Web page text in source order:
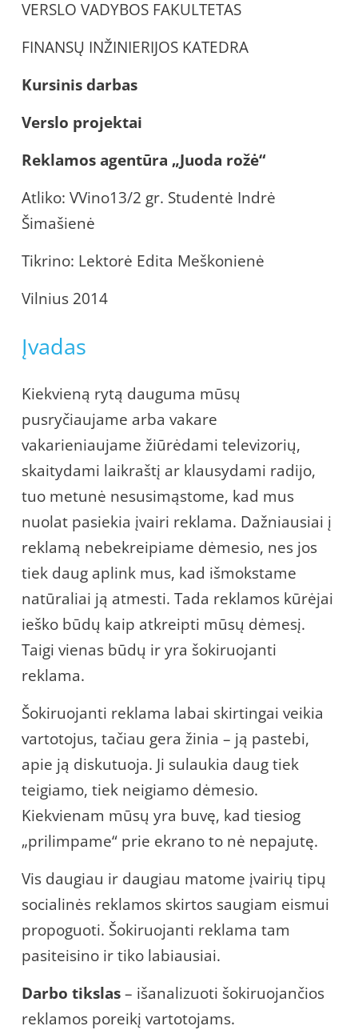
VERSLO VADYBOS FAKULTETAS
FINANSŲ INŽINIERIJOS KATEDRA
Kursinis darbas
Verslo projektai
Reklamos agentūra „Juoda rožė“
Atliko: VVino13/2 gr. Studentė Indrė
Šimašienė
Tikrino: Lektorė Edita Meškonienė
Vilnius 2014
Įvadas
Kiekvieną rytą dauguma mūsų
pusryčiaujame arba vakare
vakarieniaujame žiūrėdami televizorių,
skaitydami laikraštį ar klausydami radijo,
tuo metunė nesusimąstome, kad mus
nuolat pasiekia įvairi reklama. Dažniausiai į
reklamą nebekreipiame dėmesio, nes jos
tiek daug aplink mus, kad išmokstame
natūraliai ją atmesti. Tada reklamos kūrėjai
ieško būdų kaip atkreipti mūsų dėmesį.
Taigi vienas būdų ir yra šokiruojanti
reklama.
Šokiruojanti reklama labai skirtingai veikia
vartotojus, tačiau gera žinia – ją pastebi,
apie ją diskutuoja. Ji sulaukia daug tiek
teigiamo, tiek neigiamo dėmesio.
Kiekvienam mūsų yra buvę, kad tiesiog
„prilimpame“ prie ekrano to nė nepajutę.
Vis daugiau ir daugiau matome įvairių tipų
socialinės reklamos skirtos saugiam eismui
propoguoti. Šokiruojanti reklama tam
pasiteisino ir tiko labiausiai.
Darbo tikslas– išanalizuoti šokiruojančios
reklamos poreikį vartotojams.